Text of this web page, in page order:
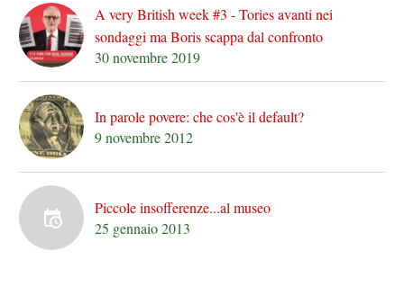
A very British week #3 - Tories avanti nei
sondaggi ma Boris scappa dal confronto
30 novembre 2019
In parole povere: che cos'è il default?
9 novembre 2012
Piccole insofferenze...al museo
25 gennaio 2013